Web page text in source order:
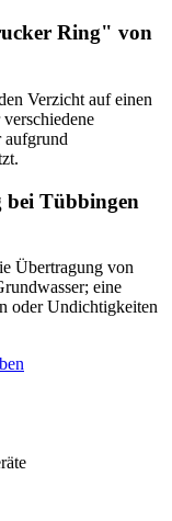
Ring" von
Verzicht auf einen
aufgrund
bei Tübbingen
Übertragung von
eine
oder Undichtigkeiten